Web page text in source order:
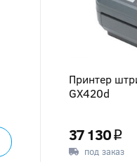
Принтер
GX420d
37 130 q
под заказ